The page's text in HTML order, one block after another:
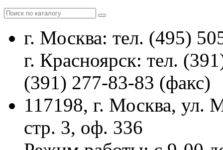
г. Москва: тел. (495)
г. Красноярск: тел.
(391) 277-83-83 (факс)
117198, г. Москва, ул.
стр. 3, оф. 336